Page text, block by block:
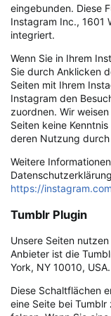
eingebunden. Diese
Instagram Inc., 1601
integriert.
Wenn Sie in Ihrem
Sie durch Anklicken
Seiten mit Ihrem
Instagram den
zuordnen. Wir
Seiten keine
deren Nutzung
Weitere
https://
Tumblr Plugin
Unsere Seiten
Anbieter ist die
York, NY 10010, USA.
Diese Schaltflächen
eine Seite bei